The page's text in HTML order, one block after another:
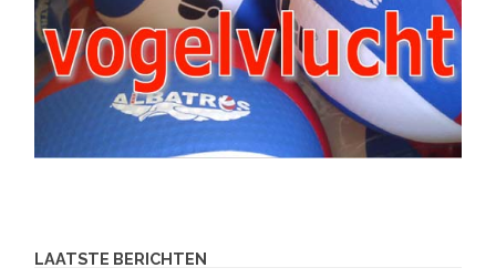
LAATSTE BERICHTEN